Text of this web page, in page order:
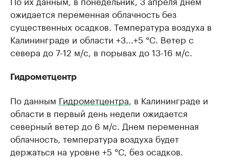
ожидается переменная облачность без
существенных осадков. Температура воздуха в
Калининграде и области +3...+5 °C. Ветер с
севера до 7-12 м/с, в порывах до 13-16 м/с.
Гидрометцентр
По данным Гидрометцентра , в Калининграде и
области в первый день недели ожидается
северный ветер до 6 м/с. Днем переменная
облачность, температура воздуха будет
держаться на уровне +5 °C, без осадков.